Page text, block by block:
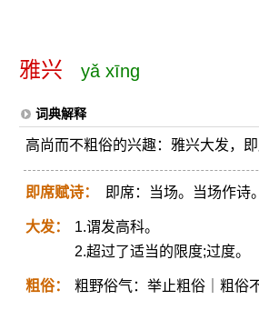
雅兴 yǎ xīng
词典解释
高尚而不粗俗的兴趣：雅兴大发，即
即席赋诗： 即席：当场。当场作诗
大发：
1.谓发高科。
2.超过了适当的限度;过度。
粗俗： 粗野俗气：举止粗俗｜粗俗